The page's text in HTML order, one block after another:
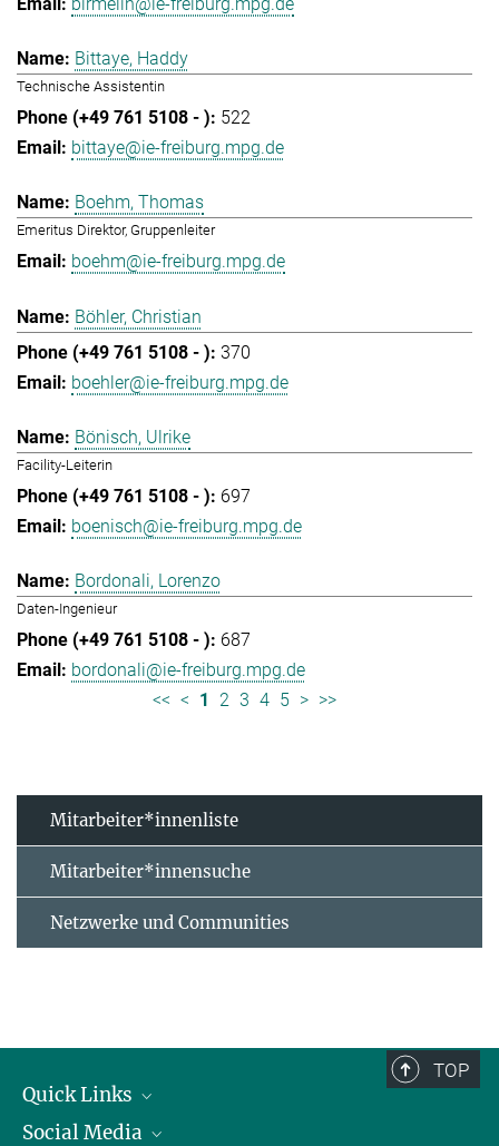
Bittaye, Haddy
Technische Assistentin
522
bittaye@ie-freiburg.mpg.de
Boehm, Thomas
Emeritus Direktor, Gruppenleiter
boehm@ie-freiburg.mpg.de
Böhler, Christian
370
boehler@ie-freiburg.mpg.de
Bönisch, Ulrike
Facility-Leiterin
697
boenisch@ie-freiburg.mpg.de
Bordonali, Lorenzo
Daten-Ingenieur
687
bordonali@ie-freiburg.mpg.de
<< < 1 2 3 4 5 > >>
Mitarbeiter*innenliste
Mitarbeiter*innensuche
Netzwerke und Communities
TOP
Quick Links
Forschungsgruppen
Social Media